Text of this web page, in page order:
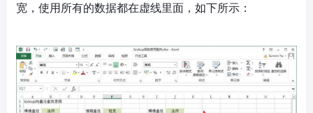
宽，使用所有的数据都在虚线里面，如下所示：